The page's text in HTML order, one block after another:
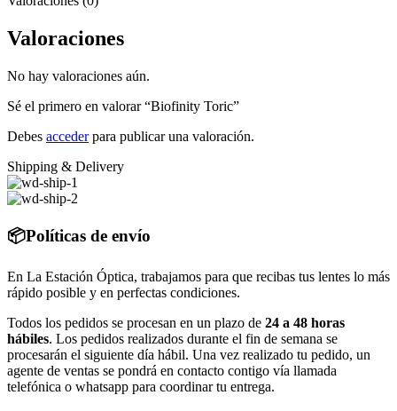
Valoraciones
No hay valoraciones aún.
Sé el primero en valorar “Biofinity Toric”
Debes accederpara publicar una valoración.
Shipping & Delivery
📦Políticas de envío
En La Estación Óptica, trabajamos para que recibas tus lentes lo más
rápido posible y en perfectas condiciones.
Todos los pedidos se procesan en un plazo de 24 a 48 horas
hábiles. Los pedidos realizados durante el fin de semana se
procesarán el siguiente día hábil. Una vez realizado tu pedido, un
agente de ventas se pondrá en contacto contigo vía llamada
telefónica o whatsapp para coordinar tu entrega.